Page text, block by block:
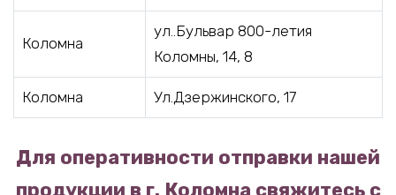
Коломна
ул..Бульвар 800-летия
Коломны, 14, 8
Коломна Ул.Дзержинского, 17
Для оперативности отправки нашей
продукции в г. Коломна свяжитесь с